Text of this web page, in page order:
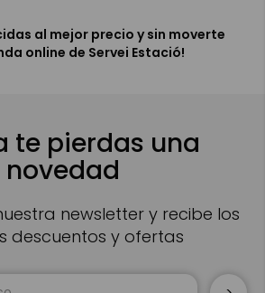
al mejor precio y sin moverte
online de Servei Estació!
te pierdas una
novedad
newsletter y recibe los
descuentos y ofertas